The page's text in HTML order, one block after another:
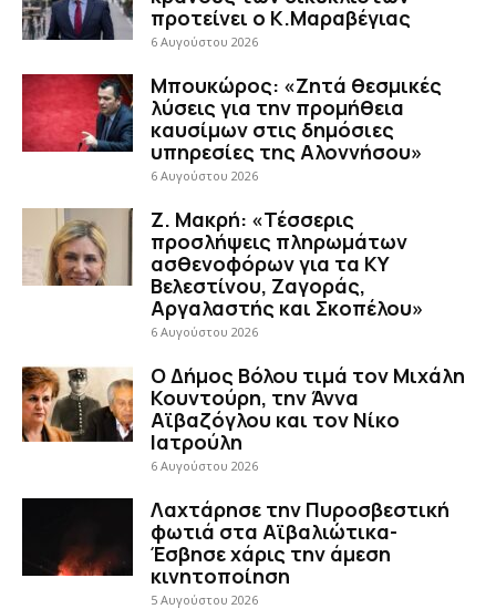
προτείνει ο Κ.Μαραβέγιας
6 Αυγούστου 2026
Μπουκώρος: «Ζητά θεσμικές
λύσεις για την προμήθεια
καυσίμων στις δημόσιες
υπηρεσίες της Αλοννήσου»
6 Αυγούστου 2026
Ζ. Μακρή: «Τέσσερις
προσλήψεις πληρωμάτων
ασθενοφόρων για τα ΚΥ
Βελεστίνου, Ζαγοράς,
Αργαλαστής και Σκοπέλου»
6 Αυγούστου 2026
Ο Δήμος Βόλου τιμά τον Μιχάλη
Κουντούρη, την Άννα
Αϊβαζόγλου και τον Νίκο
Ιατρούλη
6 Αυγούστου 2026
Λαχτάρησε την Πυροσβεστική
φωτιά στα Αϊβαλιώτικα-
Έσβησε χάρις την άμεση
κινητοποίηση
5 Αυγούστου 2026